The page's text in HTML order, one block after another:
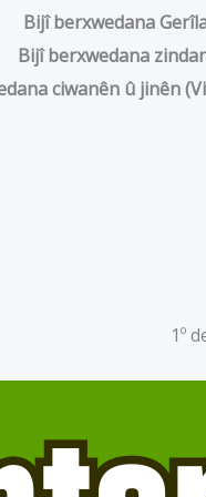
Bijî berxwedana
Bijî berxwedana
ciwanên û jinên
1º